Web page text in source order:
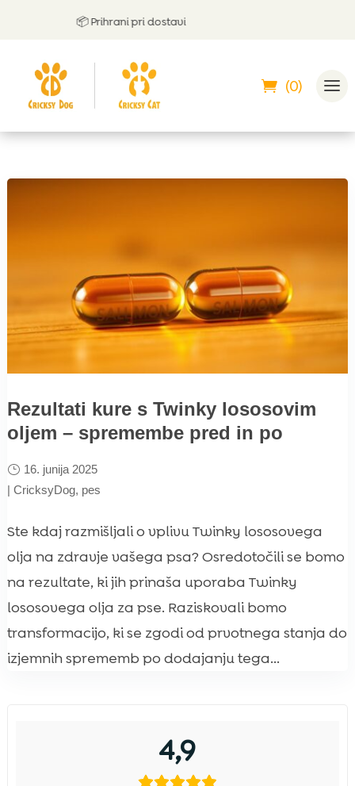
📦 Prihrani pri dostavi
(0)
Rezultati kure s Twinky lososovim
oljem – spremembe pred in po
16. junija 2025
| CricksyDog, pes
Ste kdaj razmišljali o vplivu Twinky lososovega
olja na zdravje vašega psa? Osredotočili se bomo
na rezultate, ki jih prinaša uporaba Twinky
lososovega olja za pse. Raziskovali bomo
transformacijo, ki se zgodi od prvotnega stanja do
izjemnih sprememb po dodajanju tega...
4,9